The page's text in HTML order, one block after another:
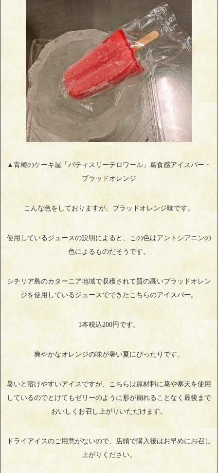
▲青梅のケーキ屋「パティスリーテロワール」葛食感アイスバー・
ブラッドオレンジ
こんな色をしておりますが、ブラッドオレンジ味です。
使用しているジュースの説明によると、この色はアントシアニンの
色によるものだそうです。
シチリア島のカターニア地域で収穫されて質の高いブラッドオレン
ジを使用しているジュースでできたこちらのアイスバー。
1本税込200円です。
爽やかなオレンジの味が暑い夏にぴったりです。
暑いと溶けやすいアイスですが、こちらは原材料に葛や寒天を使用
しているのでとけてもゼリーのように形が崩れることなく最後まで
おいしくお召し上がりいただけます。
ドライアイスのご用意がないので、店頭で購入後はお早めにお召し
上がりください。